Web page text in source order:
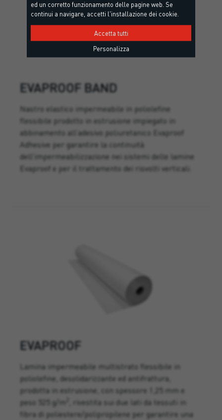
EVAPROOF BAND
Nastro elastico impermeabile in poliolefine
flessibile prodotto in estrusione impiegato in
abbinamento all’adesivo poliuretanico Evaproof
Adhesive per garantire la continuità
dell’impermeabilizzazione nei sistemi delle lamine
Evaproof e per il trattamento dei risvolti verticali.
EVAPROOF
Lamina impermeabile multistrato flessibile in
poliolefine, desolidarizzante ed antifrattura,
prodotta in estrusione, con spessore 1,25 mm e
peso 525 g/m
, rivestita sui due lati da tessuti in
fibra di poliestere/polipropilene per garantire una
ed un corretto funzionamento delle pagine web. Se
continui a navigare, accetti l'installazione dei cookie.
Accetta tutti
Personalizza